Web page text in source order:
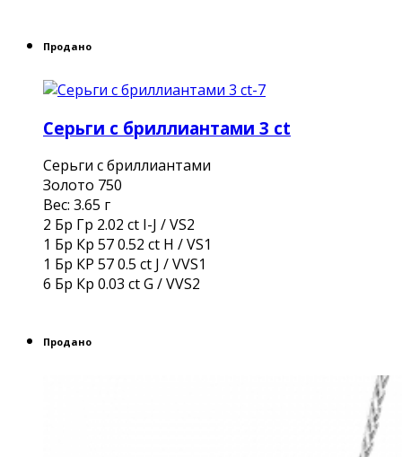
Продано
Серьги с бриллиантами 3 ct
Серьги с бриллиантами
Золото 750
Вес: 3.65 г
2 Бр Гр 2.02 ct I-J / VS2
1 Бр Кр 57 0.52 ct H / VS1
1 Бр КР 57 0.5 ct J / VVS1
6 Бр Кр 0.03 ct G / VVS2
Продано